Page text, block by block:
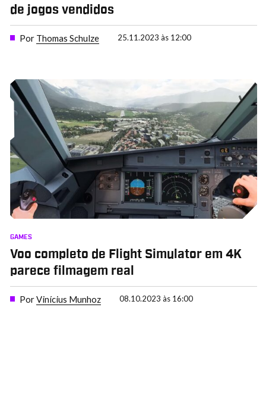
de jogos vendidos
Por Thomas Schulze 25.11.2023 às 12:00
GAMES
Voo completo de Flight Simulator em 4K
parece filmagem real
PorVinícius Munhoz 08.10.2023 às 16:00